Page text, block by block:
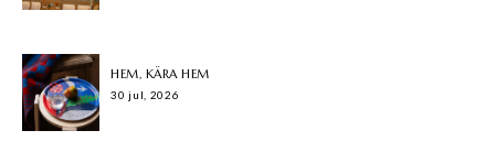
HEM, KÄRA HEM
30 jul, 2026